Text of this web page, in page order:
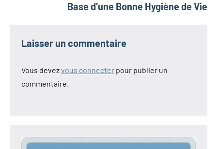
Base d’une Bonne Hygiène de Vie
Laisser un commentaire
Vous devezvous connecter pour publier un
commentaire.